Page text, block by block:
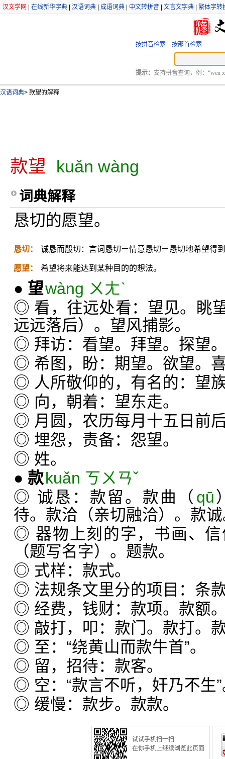
汉文学网 在线新华字典 汉语词典 成语词典 中文转拼音 文言文字典 繁体字转
按拼音检索 按部首检索
提示： 支持拼音查询，例：“wen
汉语词典> 款望的解释
款望 kuǎn wàng
词典解释
恳切的愿望。
恳切： 诚恳而殷切：言词恳切ㄧ情意恳切ㄧ恳切地希望得
愿望： 希望将来能达到某种目的的想法。
● 望wàng ㄨㄤˋ
◎ 看，往远处看：望见。眺
远远落后）。望风捕影。
◎ 拜访：看望。拜望。探望
◎ 希图，盼：期望。欲望。
◎ 人所敬仰的，有名的：望
◎ 向，朝着：望东走。
◎ 月圆，农历每月十五日前
◎ 埋怨，责备：怨望。
◎ 姓。
● 款kuǎn ㄎㄨㄢˇ
◎ 诚恳：款留。款曲（ qū
待。款洽（亲切融洽）。款
◎ 器物上刻的字，书画、
（题写名字）。题款。
◎ 式样：款式。
◎ 法规条文里分的项目：条
◎ 经费，钱财：款项。款额
◎ 敲打，叩：款门。款打。
◎ 至：“绕黄山而款牛首”。
◎ 留，招待：款客。
◎ 空：“款言不听，奸乃不生
◎ 缓慢：款步。款款。
试试手机扫一扫
在你手机上继续浏览此页面